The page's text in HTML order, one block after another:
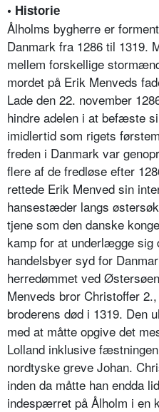
• Historie
Ålholms bygherre er
Danmark fra 1286 til 1319.
mellem forskellige
mordet på Erik Menveds
Lade den 22. november
hindre adelen i at befæste
imidlertid som rigets
freden i Danmark var
flere af de fredløse efter
rettede Erik Menved sin
hansestæder langs
tjene som den danske
kamp for at underlægge sig
handelsbyer syd for
herredømmet ved
Menveds bror Christoffer
broderens død i 1319. Den
med at måtte opgive det
Lolland inklusive
nordtyske greve Johan.
inden da måtte han endda
indespærret på Ålholm i en